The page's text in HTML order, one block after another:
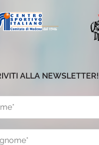
ALLA NEWSLETTER!